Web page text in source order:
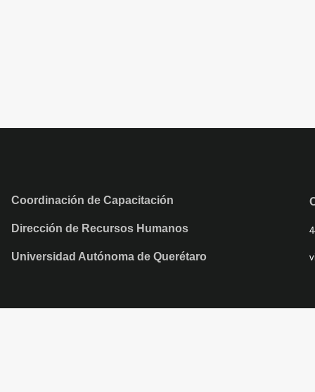
Coordinación de Capacitación
Dirección de Recursos Humanos
Universidad Autónoma de Querétaro